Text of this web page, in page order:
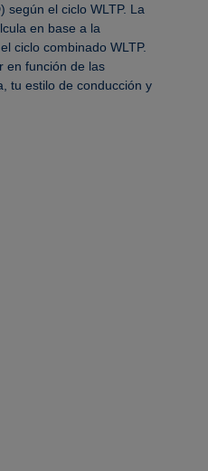
según el ciclo WLTP. La
en base a la
ciclo combinado WLTP.
en función de las
tu estilo de conducción y